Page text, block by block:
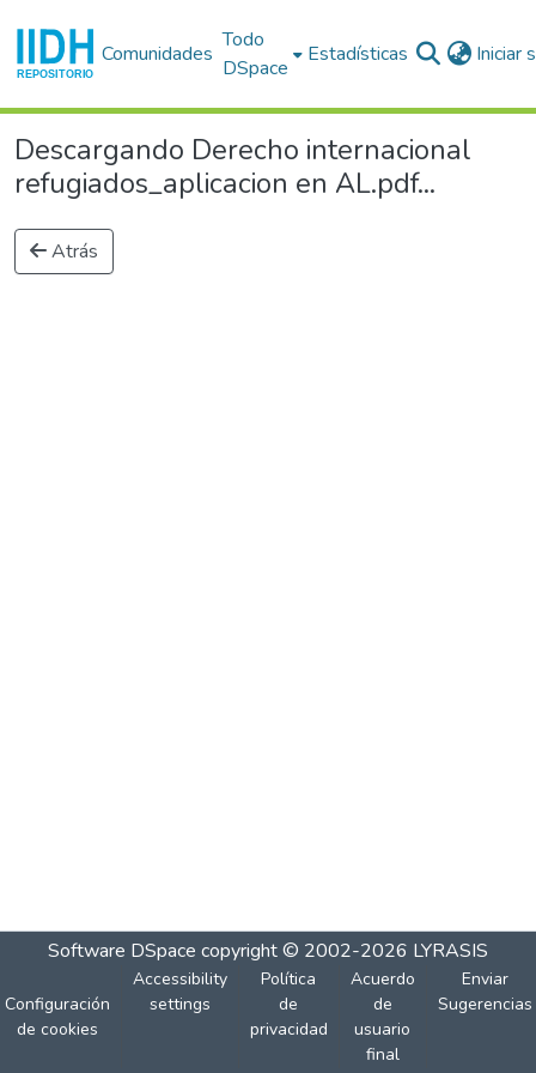
Comunidades
Todo
DSpace
Estadísticas Iniciar
Descargando Derecho internacional
refugiados_aplicacion en AL.pdf...
Atrás
Software DSpace copyright © 2002-2026 LYRASIS
Configuración
de cookies
Accessibility
settings
Política
de
privacidad
Acuerdo
de
usuario
final
Enviar
Sugerencias